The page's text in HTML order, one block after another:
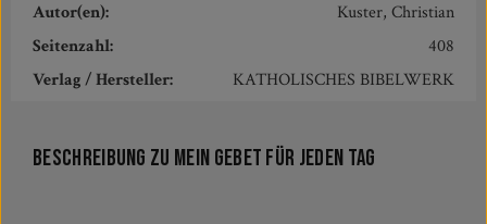
Autor(en):
Kuster, Christian
Seitenzahl:
408
Verlag / Hersteller:
KATHOLISCHES BIBELWERK
Beschreibung zu Mein Gebet für jeden Tag